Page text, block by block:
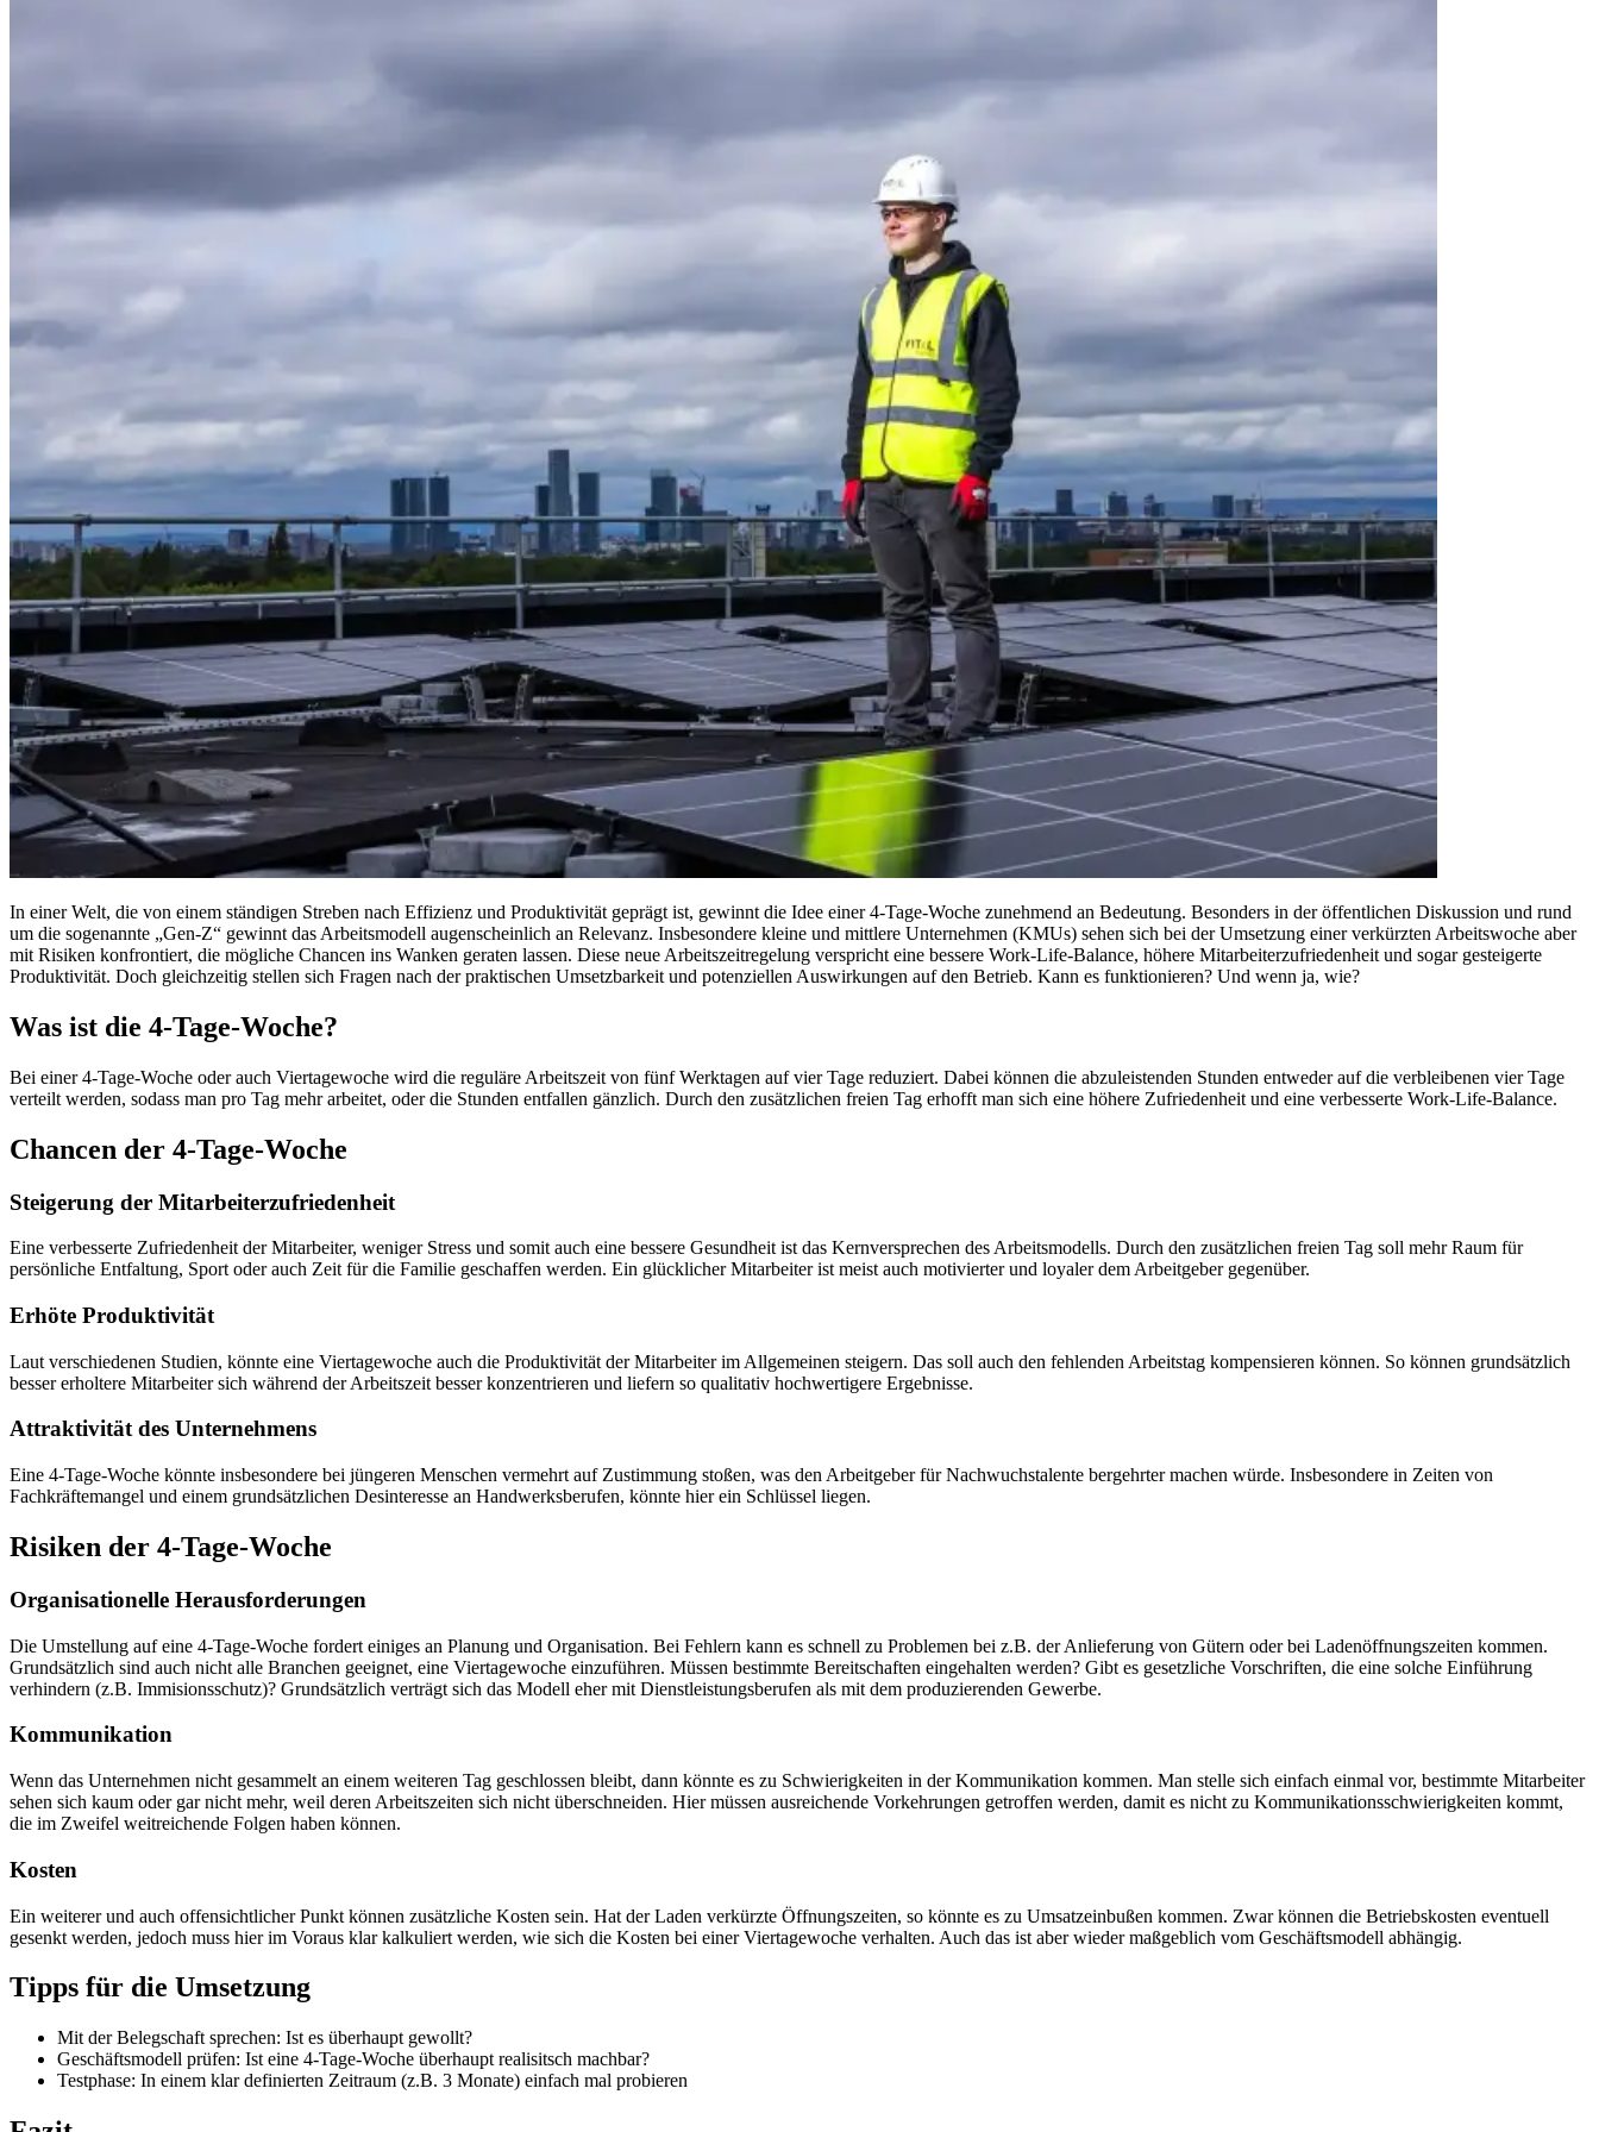
In einer Welt, die von einem ständigen Streben nach Effizienz und Produktivität geprägt ist, gewinnt die Idee einer 4-Tage-Woche zunehmend an Bedeutung. Besonders in der öffentlichen Diskussion und rund
um die sogenannte „Gen-Z“ gewinnt das Arbeitsmodell augenscheinlich an Relevanz. Insbesondere kleine und mittlere Unternehmen (KMUs) sehen sich bei der Umsetzung einer verkürzten Arbeitswoche aber
mit Risiken konfrontiert, die mögliche Chancen ins Wanken geraten lassen. Diese neue Arbeitszeitregelung verspricht eine bessere Work-Life-Balance, höhere Mitarbeiterzufriedenheit und sogar gesteigerte
Produktivität. Doch gleichzeitig stellen sich Fragen nach der praktischen Umsetzbarkeit und potenziellen Auswirkungen auf den Betrieb. Kann es funktionieren? Und wenn ja, wie?
Was ist die 4-Tage-Woche?
Bei einer 4-Tage-Woche oder auch Viertagewoche wird die reguläre Arbeitszeit von fünf Werktagen auf vier Tage reduziert. Dabei können die abzuleistenden Stunden entweder auf die verbleibenen vier Tage
verteilt werden, sodass man pro Tag mehr arbeitet, oder die Stunden entfallen gänzlich. Durch den zusätzlichen freien Tag erhofft man sich eine höhere Zufriedenheit und eine verbesserte Work-Life-Balance.
Chancen der 4-Tage-Woche
Steigerung der Mitarbeiterzufriedenheit
Eine verbesserte Zufriedenheit der Mitarbeiter, weniger Stress und somit auch eine bessere Gesundheit ist das Kernversprechen des Arbeitsmodells. Durch den zusätzlichen freien Tag soll mehr Raum für
persönliche Entfaltung, Sport oder auch Zeit für die Familie geschaffen werden. Ein glücklicher Mitarbeiter ist meist auch motivierter und loyaler dem Arbeitgeber gegenüber.
Erhöte Produktivität
Laut verschiedenen Studien, könnte eine Viertagewoche auch die Produktivität der Mitarbeiter im Allgemeinen steigern. Das soll auch den fehlenden Arbeitstag kompensieren können. So können grundsätzlich
besser erholtere Mitarbeiter sich während der Arbeitszeit besser konzentrieren und liefern so qualitativ hochwertigere Ergebnisse.
Attraktivität des Unternehmens
Eine 4-Tage-Woche könnte insbesondere bei jüngeren Menschen vermehrt auf Zustimmung stoßen, was den Arbeitgeber für Nachwuchstalente bergehrter machen würde. Insbesondere in Zeiten von
Fachkräftemangel und einem grundsätzlichen Desinteresse an Handwerksberufen, könnte hier ein Schlüssel liegen.
Risiken der 4-Tage-Woche
Organisationelle Herausforderungen
Die Umstellung auf eine 4-Tage-Woche fordert einiges an Planung und Organisation. Bei Fehlern kann es schnell zu Problemen bei z.B. der Anlieferung von Gütern oder bei Ladenöffnungszeiten kommen.
Grundsätzlich sind auch nicht alle Branchen geeignet, eine Viertagewoche einzuführen. Müssen bestimmte Bereitschaften eingehalten werden? Gibt es gesetzliche Vorschriften, die eine solche Einführung
verhindern (z.B. Immisionsschutz)? Grundsätzlich verträgt sich das Modell eher mit Dienstleistungsberufen als mit dem produzierenden Gewerbe.
Kommunikation
Wenn das Unternehmen nicht gesammelt an einem weiteren Tag geschlossen bleibt, dann könnte es zu Schwierigkeiten in der Kommunikation kommen. Man stelle sich einfach einmal vor, bestimmte Mitarbeiter
sehen sich kaum oder gar nicht mehr, weil deren Arbeitszeiten sich nicht überschneiden. Hier müssen ausreichende Vorkehrungen getroffen werden, damit es nicht zu Kommunikationsschwierigkeiten kommt,
die im Zweifel weitreichende Folgen haben können.
Kosten
Ein weiterer und auch offensichtlicher Punkt können zusätzliche Kosten sein. Hat der Laden verkürzte Öffnungszeiten, so könnte es zu Umsatzeinbußen kommen. Zwar können die Betriebskosten eventuell
gesenkt werden, jedoch muss hier im Voraus klar kalkuliert werden, wie sich die Kosten bei einer Viertagewoche verhalten. Auch das ist aber wieder maßgeblich vom Geschäftsmodell abhängig.
Tipps für die Umsetzung
Mit der Belegschaft sprechen: Ist es überhaupt gewollt?
Geschäftsmodell prüfen: Ist eine 4-Tage-Woche überhaupt realisitsch machbar?
Testphase: In einem klar definierten Zeitraum (z.B. 3 Monate) einfach mal probieren